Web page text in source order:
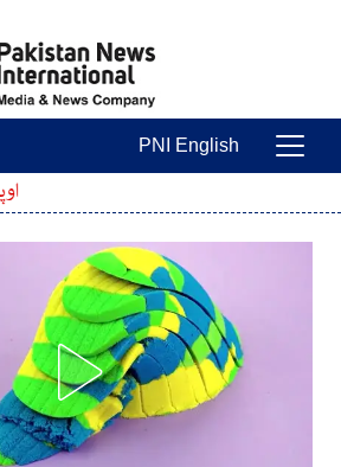
Main Navigation
PNI English
اوپو کا طاقتور